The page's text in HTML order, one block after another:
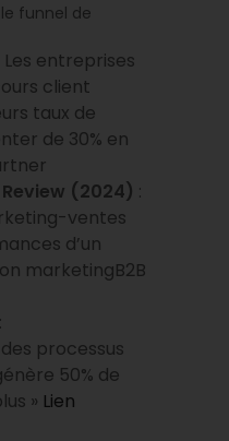
funnel de
Les entreprises
client
taux de
de 30% en
(2024) :
ventes
d’un
marketingB2B
:
processus
50% de
» Lien